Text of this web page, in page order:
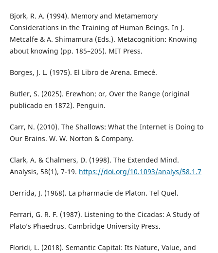
Bjork, R. A. (1994). Memory and Metamemory
Considerations in the Training of Human Beings. In J.
Metcalfe & A. Shimamura (Eds.). Metacognition: Knowing
about knowing (pp. 185–205). MIT Press.
Borges, J. L. (1975). El Libro de Arena. Emecé.
Butler, S. (2025). Erewhon; or, Over the Range (original
publicado en 1872). Penguin.
Carr, N. (2010). The Shallows: What the Internet is Doing to
Our Brains. W. W. Norton & Company.
Clark, A. & Chalmers, D. (1998). The Extended Mind.
Analysis, 58(1), 7-19. https://doi.org/10.1093/analys/58.1.7
Derrida, J. (1968). La pharmacie de Platon. Tel Quel.
Ferrari, G. R. F. (1987). Listening to the Cicadas: A Study of
Plato’s Phaedrus. Cambridge University Press.
Floridi, L. (2018). Semantic Capital: Its Nature, Value, and